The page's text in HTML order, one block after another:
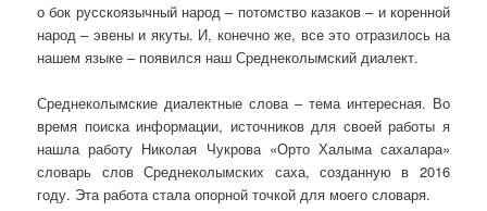
о бок русскоязычный народ – потомство казаков – и коренной
народ – эвены и якуты. И, конечно же, все это отразилось на
нашем языке – появился наш Среднеколымский диалект.
Среднеколымские диалектные слова – тема интересная. Во
время поиска информации, источников для своей работы я
нашла работу Николая Чукрова «Орто Халыма сахалара»
словарь слов Среднеколымских саха, созданную в 2016
году. Эта работа стала опорной точкой для моего словаря.